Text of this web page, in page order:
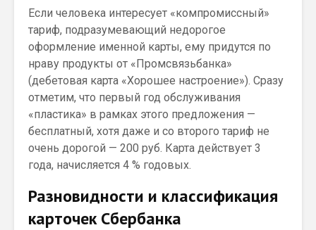
Если человека интересует «компромиссный»
тариф, подразумевающий недорогое
оформление именной карты, ему придутся по
нраву продукты от «Промсвязьбанка»
(дебетовая карта «Хорошее настроение»). Сразу
отметим, что первый год обслуживания
«пластика» в рамках этого предложения —
бесплатный, хотя даже и со второго тариф не
очень дорогой — 200 руб. Карта действует 3
года, начисляется 4 % годовых.
Разновидности и классификация
карточек Сбербанка